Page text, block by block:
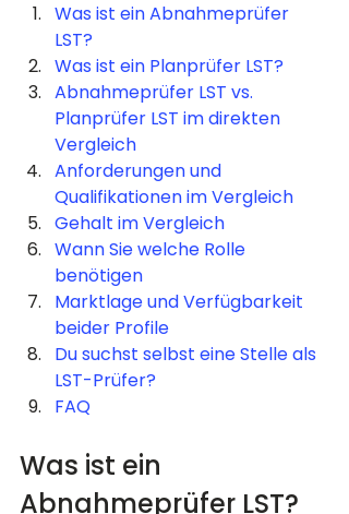
Was ist ein Abnahmeprüfer
LST?
Was ist ein Planprüfer LST?
Abnahmeprüfer LST vs.
Planprüfer LST im direkten
Vergleich
Anforderungen und
Qualifikationen im Vergleich
Gehalt im Vergleich
Wann Sie welche Rolle
benötigen
Marktlage und Verfügbarkeit
beider Profile
Du suchst selbst eine Stelle als
LST-Prüfer?
FAQ
Was ist ein
Abnahmeprüfer LST?